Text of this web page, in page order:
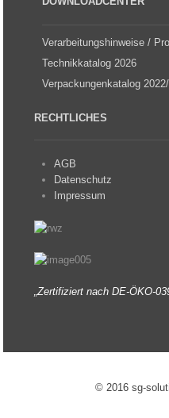
Verarbeitungshinweise /
Technikkatalog 2026
Verpackungenkatalog
RECHTLICHES
AGB
Datenschutz
Impressum
„Zertifiziert nach DE-ÖKO-
© 2016 sg-